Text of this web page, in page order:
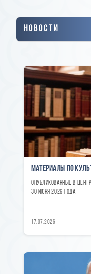
Новости
Материалы по
опубликованные в
30 июня 2026 года
17.07.2026